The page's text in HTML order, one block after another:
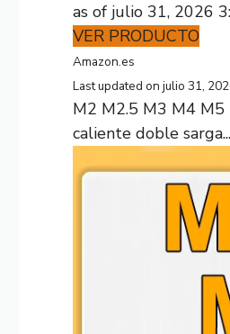
as of julio 31, 2026
VER PRODUCTO
Amazon.es
Last updated on julio 31,
M2 M2.5 M3 M4
caliente doble sarga...